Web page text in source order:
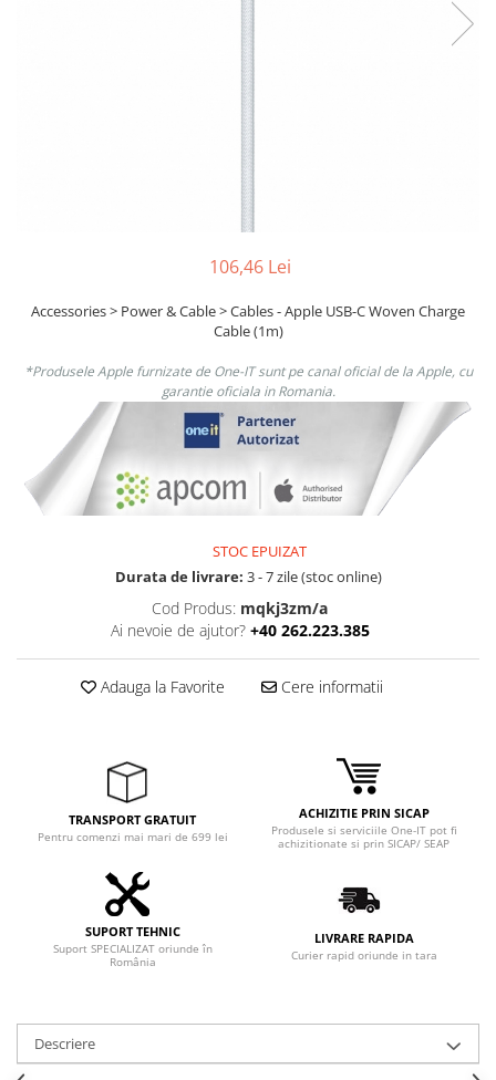
106,46 Lei
Accessories > Power & Cable > Cables - Apple USB-C Woven Charge
Cable (1m)
*Produsele Apple furnizate de One-IT sunt pe canal oficial de la Apple, cu
garantie oficiala in Romania.
STOC EPUIZAT
Durata de livrare: 3 - 7 zile (stoc online)
Cod Produs: mqkj3zm/a
Ai nevoie de ajutor? +40 262.223.385
Adauga la Favorite Cere informatii
TRANSPORT GRATUIT
Pentru comenzi mai mari de 699 lei
ACHIZITIE PRIN SICAP
Produsele si serviciile One-IT pot fi
achizitionate si prin SICAP/ SEAP
SUPORT TEHNIC
Suport SPECIALIZAT oriunde în
România
LIVRARE RAPIDA
Curier rapid oriunde in tara
Descriere